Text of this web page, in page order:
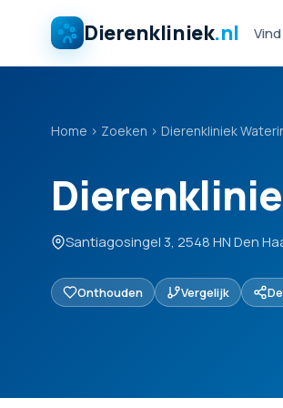
Dierenkliniek.nl
Home › Zoeken › Dierenkliniek
Santiagosingel 3, 2548 HN Den
Onthouden Vergelijk